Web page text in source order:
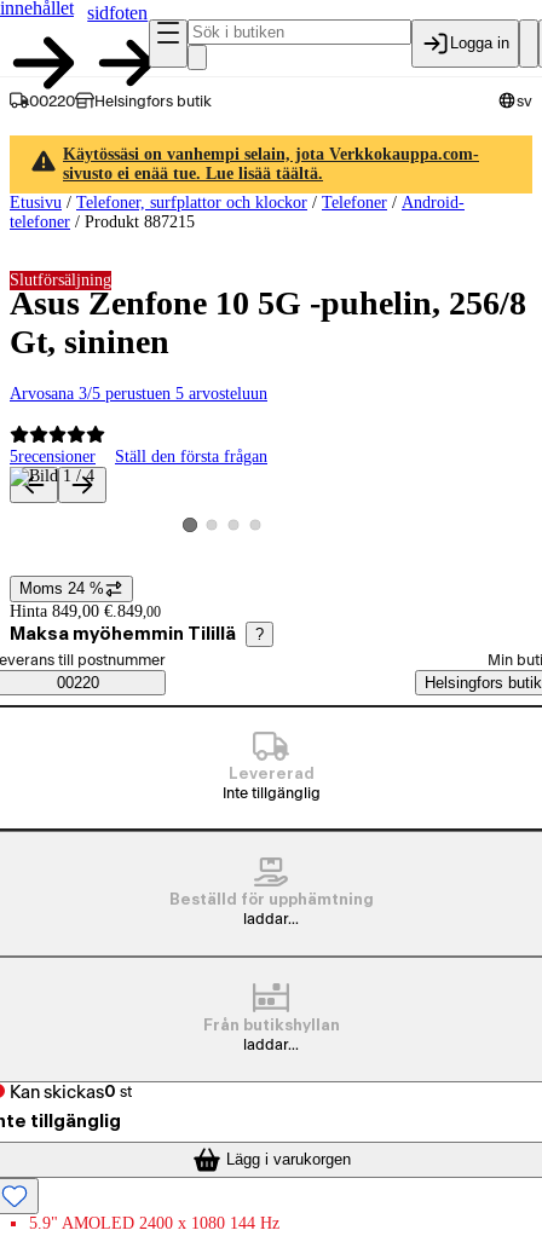
innehållet
sidfoten
Logga in
00220 Helsingfors butik sv
Käytössäsi on vanhempi selain, jota Verkkokauppa.com-
sivusto ei enää tue. Lue lisää täältä.
Etusivu / Telefoner, surfplattor och klockor / Telefoner / Android-
telefoner / Produkt 887215
Asus Zenfone 10 5G -puhelin, 256/8
Gt, sininen
Arvosana 3/5 perustuen 5 arvosteluun
5recensioner Ställ den första frågan
Slutförsäljning
Produktbilder och videor
Visa produktbild 1
Visa produktbild 2
Visa produktbild 3
Visa produktbild 4
Prisinformation
Moms 24 %
Hinta 849,00 €. 849,00
Maksa myöhemmin Tilillä ?
Saatavuustiedot
beställningssätt
till postnummer
00220
Min
Helsingfors butik
Levererad
Inte tillgänglig
Beställd för upphämtning
laddar...
Från butikshyllan
laddar...
Kan skickas0 st
tillgänglig
Lägg i varukorgen
5.9" AMOLED 2400 x 1080 144 Hz